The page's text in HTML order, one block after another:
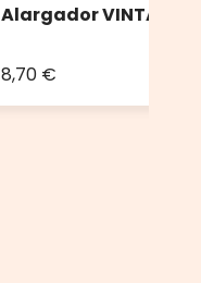
Alargador VINTAGE
8,70 €